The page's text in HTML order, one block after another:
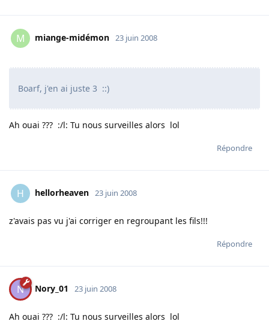
M miange-midémon 23 juin 2008
Boarf, j'en ai juste 3 ::)
Ah ouai ??? :/l: Tu nous surveilles alors lol
Répondre
H hellorheaven 23 juin 2008
z'avais pas vu j'ai corriger en regroupant les fils!!!
Répondre
N Nory_01 23 juin 2008
Ah ouai ??? :/l: Tu nous surveilles alors lol